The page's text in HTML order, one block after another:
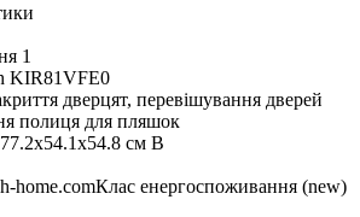
1
KIR81VFE0
дверцят, перевішування дверей
полиця для пляшок
см B
home.comКлас енергоспоживання (new)